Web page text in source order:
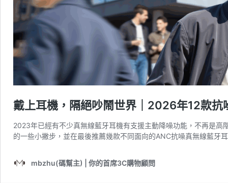
戴上耳機，隔絕吵鬧世界｜2026年12款抗
2023年已經有不少真無線藍牙耳機有支援主動降噪功能，不再是
的一些小撇步，並在最後推薦幾款不同面向的ANC抗噪真無線藍牙
mbzhu(碼幫主) | 你的首席3C購物顧問